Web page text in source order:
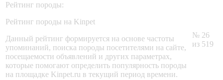
Рейтинг породы:
Рейтинг породы на Kinpet
Данный рейтинг формируется на основе частоты
упоминаний, поиска породы посетителями на сайте,
посещаемости объявлений и других параметрах,
которые помогают определить популярность породы
на площадке Kinpet.ru в текущий период времени.
№ 26
из 519